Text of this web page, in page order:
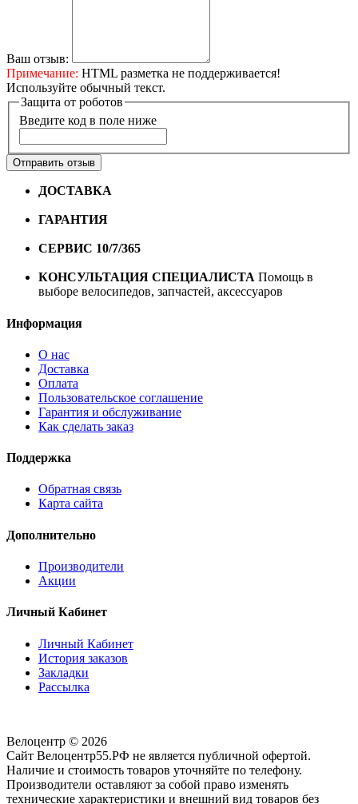
Ваш отзыв:
Примечание: HTML разметка не поддерживается!
Используйте обычный текст.
Защита от роботов
Введите код в поле ниже
Отправить отзыв
ДОСТАВКА
ГАРАНТИЯ
СЕРВИС 10/7/365
КОНСУЛЬТАЦИЯ СПЕЦИАЛИСТА Помощь в
выборе велосипедов, запчастей, аксессуаров
Информация
О нас
Доставка
Оплата
Пользовательское соглашение
Гарантия и обслуживание
Как сделать заказ
Поддержка
Обратная связь
Карта сайта
Дополнительно
Производители
Акции
Личный Кабинет
Личный Кабинет
История заказов
Закладки
Рассылка
Велоцентр © 2026
Сайт Велоцентр55.РФ не является публичной офертой.
Наличие и стоимость товаров уточняйте по телефону.
Производители оставляют за собой право изменять
технические характеристики и внешний вид товаров без